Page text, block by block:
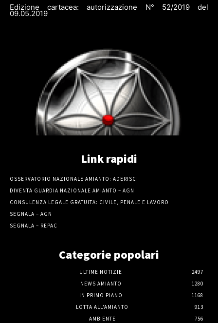
Edizione cartacea: autorizzazione N° 52/2019 del
09.05.2019
Link rapidi
OSSERVATORIO NAZIONALE AMIANTO: ADERISCI
DIVENTA GUARDIA NAZIONALE AMIANTO – AGN
CONSULENZA LEGALE GRATUITA: CIVILE, PENALE E LAVORO
SEGNALA – AGN
SEGNALA – REPAC
Categorie popolari
ULTIME NOTIZIE
2497
NEWS AMIANTO
1280
IN PRIMO PIANO
1168
LOTTA ALL'AMIANTO
913
AMBIENTE
756